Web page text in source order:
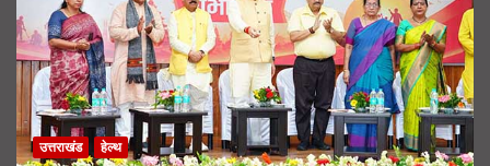
उत्तराखंड हेल्थ